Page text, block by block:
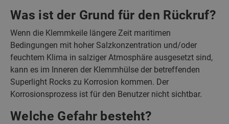
Was ist der Grund für den Rückruf?
Wenn die Klemmkeile längere Zeit maritimen
Bedingungen mit hoher Salzkonzentration und/oder
feuchtem Klima in salziger Atmosphäre ausgesetzt sind,
kann es im Inneren der Klemmhülse der betreffenden
Superlight Rocks zu Korrosion kommen. Der
Korrosionsprozess ist für den Benutzer nicht sichtbar.
Welche Gefahr besteht?